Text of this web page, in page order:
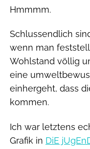
Hmmmm.
Schlussendlich
wenn man
Wohlstand völlig
eine
einhergeht, dass
kommen.
Ich war letztens
Grafik in DiE